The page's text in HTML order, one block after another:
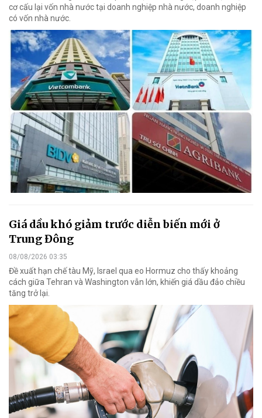
cơ cấu lại vốn nhà nước tại doanh nghiệp nhà nước, doanh nghiệp
có vốn nhà nước.
Giá dầu khó giảm trước diễn biến mới ở
Trung Đông
08/08/2026 03:35
Đề xuất hạn chế tàu Mỹ, Israel qua eo Hormuz cho thấy khoảng
cách giữa Tehran và Washington vẫn lớn, khiến giá dầu đảo chiều
tăng trở lại.